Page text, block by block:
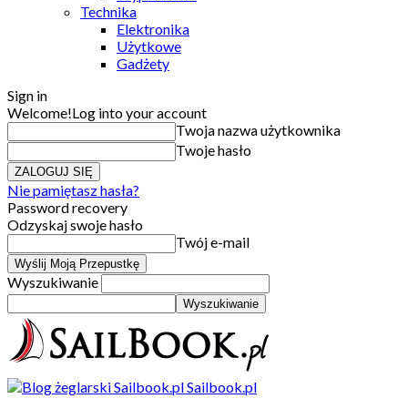
Technika
Elektronika
Użytkowe
Gadżety
Sign in
Welcome!Log into your account
Twoja nazwa użytkownika
Twoje hasło
Nie pamiętasz hasła?
Password recovery
Odzyskaj swoje hasło
Twój e-mail
Wyszukiwanie
Sailbook.pl